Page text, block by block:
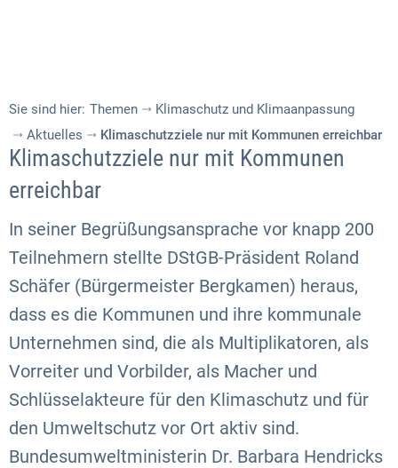
Sie sind hier: Themen
Klimaschutz und Klimaanpassung
Aktuelles
Klimaschutzziele nur mit Kommunen erreichbar
Klimaschutzziele nur mit Kommunen
erreichbar
In seiner Begrüßungsansprache vor knapp 200
Teilnehmern stellte DStGB-Präsident Roland
Schäfer (Bürgermeister Bergkamen) heraus,
dass es die Kommunen und ihre kommunale
Unternehmen sind, die als Multiplikatoren, als
Vorreiter und Vorbilder, als Macher und
Schlüsselakteure für den Klimaschutz und für
den Umweltschutz vor Ort aktiv sind.
Bundesumweltministerin Dr. Barbara Hendricks